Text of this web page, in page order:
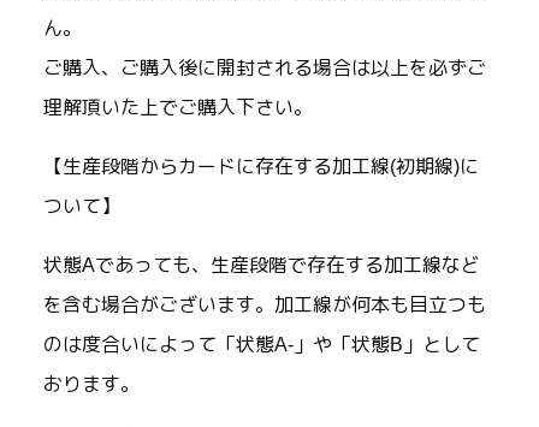
ん。
ご購入、ご購入後に開封される場合は以上を必ずご
理解頂いた上でご購入下さい。
【生産段階からカードに存在する加工線(初期線)に
ついて】
状態Aであっても、生産段階で存在する加工線など
を含む場合がございます。加工線が何本も目立つも
のは度合いによって「状態A-」や「状態B」として
おります。